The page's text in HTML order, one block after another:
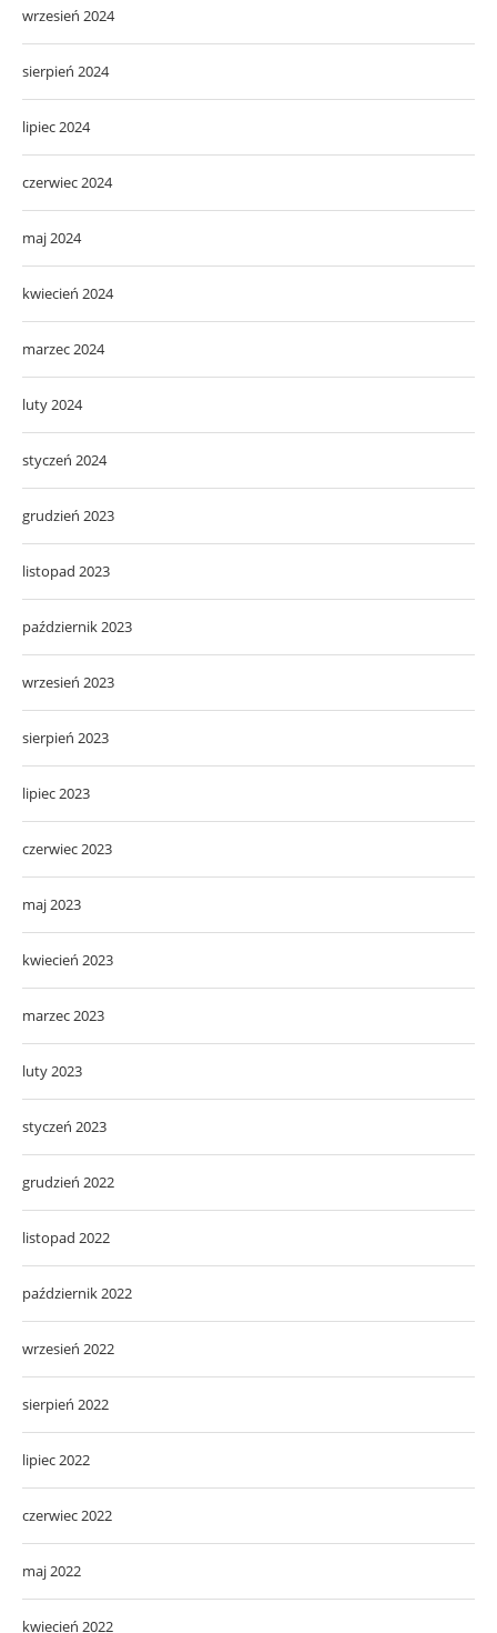
wrzesień 2024
sierpień 2024
lipiec 2024
czerwiec 2024
maj 2024
kwiecień 2024
marzec 2024
luty 2024
styczeń 2024
grudzień 2023
listopad 2023
październik 2023
wrzesień 2023
sierpień 2023
lipiec 2023
czerwiec 2023
maj 2023
kwiecień 2023
marzec 2023
luty 2023
styczeń 2023
grudzień 2022
listopad 2022
październik 2022
wrzesień 2022
sierpień 2022
lipiec 2022
czerwiec 2022
maj 2022
kwiecień 2022